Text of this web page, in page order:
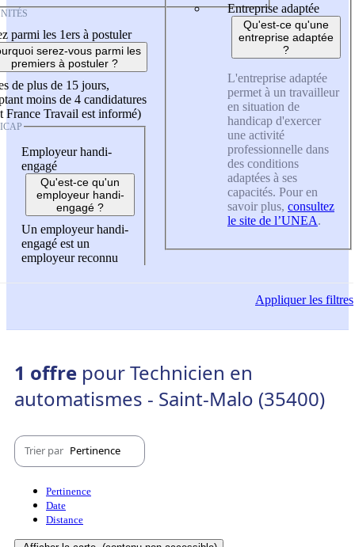
parmi les 1ers à postuler
serez-vous parmi les
premiers à postuler ?
de plus de 15 jours,
moins de 4 candidatures
France Travail est informé)
Employeur handi-
engagé
Qu'est-ce qu'un
employeur handi-
engagé ?
Un employeur handi-
engagé est un
employeur reconnu
Entreprise adaptée
Qu'est-ce qu'une
entreprise adaptée
?
L'entreprise adaptée
permet à un travailleur
en situation de
handicap d'exercer
une activité
professionnelle dans
des conditions
adaptées à ses
capacités. Pour en
savoir plus, consultez
le site de l’UNEA.
Appliquerles filtres
1 offre pour Technicien en
automatismes - Saint-Malo (35400)
Trier par Pertinence
Pertinence
Date
Distance